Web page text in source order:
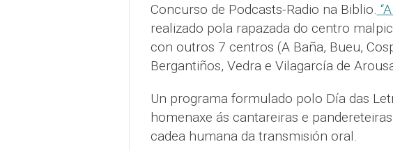
Concurso de Podcasts-Radio na Biblio.
realizado pola rapazada do centro
con outros 7 centros (A Baña, Bueu,
Bergantiños, Vedra e Vilagarcía de
Un programa formulado polo Día das
homenaxe ás cantareiras e
cadea humana da transmisión oral.